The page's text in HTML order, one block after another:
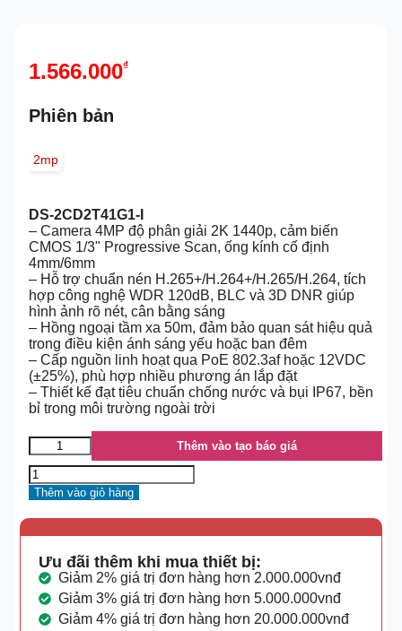
1.566.000₫
Phiên bản
2mp
DS-2CD2T41G1-I
– Camera 4MP độ phân giải 2K 1440p, cảm biến
CMOS 1/3" Progressive Scan, ống kính cố định
4mm/6mm
– Hỗ trợ chuẩn nén H.265+/H.264+/H.265/H.264, tích
hợp công nghệ WDR 120dB, BLC và 3D DNR giúp
hình ảnh rõ nét, cân bằng sáng
– Hồng ngoại tầm xa 50m, đảm bảo quan sát hiệu quả
trong điều kiện ánh sáng yếu hoặc ban đêm
– Cấp nguồn linh hoạt qua PoE 802.3af hoặc 12VDC
(±25%), phù hợp nhiều phương án lắp đặt
– Thiết kế đạt tiêu chuẩn chống nước và bụi IP67, bền
bỉ trong môi trường ngoài trời
Thêm vào tạo báo giá
Thêm vào giỏ hàng
Ưu đãi thêm khi mua thiết bị:
Giảm 2% giá trị đơn hàng hơn 2.000.000vnđ
Giảm 3% giá trị đơn hàng hơn 5.000.000vnđ
Giảm 4% giá trị đơn hàng hơn 20.000.000vnđ